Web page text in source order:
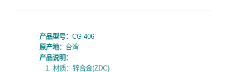
产品型号： CG-406
原产地： 台湾
产品说明：
1. 材质：锌合金(ZDC)